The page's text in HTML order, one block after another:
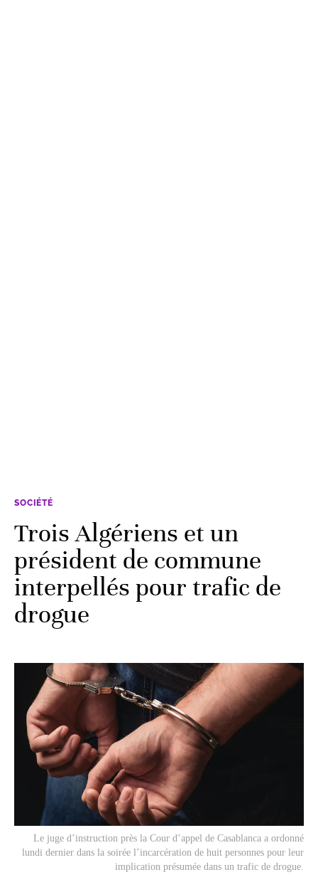
SOCIÉTÉ
Trois Algériens et un
président de commune
interpellés pour trafic de
drogue
Le juge d’instruction près la Cour d’appel de Casablanca a ordonné
lundi dernier dans la soirée l’incarcération de huit personnes pour leur
implication présumée dans un trafic de drogue.